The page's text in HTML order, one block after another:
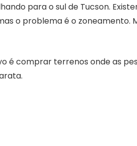
para o sul de Tucson.
o problema é o zoneamento.
é comprar terrenos onde as